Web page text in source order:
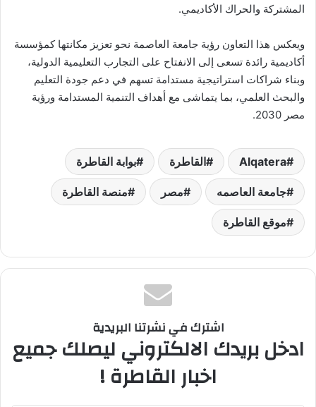
المشتركة والحراك الأكاديمي.
ويعكس هذا التعاون رؤية جامعة العاصمة نحو تعزيز مكانتها كمؤسسة
أكاديمية رائدة تسعى إلى الانفتاح على التجارب التعليمية الدولية،
وبناء شراكات استراتيجية مستدامة تسهم في دعم جودة التعليم
والبحث العلمي، بما يتماشى مع أهداف التنمية المستدامة ورؤية
مصر 2030.
Alqatera القاطرة بوابة القاطرة
جامعة العاصمه مصر منصة القاطرة
موقع القاطرة
اشترك في نشرتنا البريدية
ادخل بريدك الالكتروني ليصلك جميع
اخبار القاطرة !